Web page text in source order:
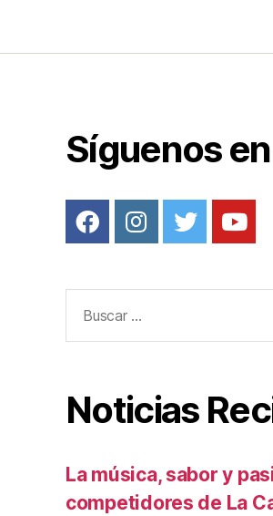
Síguenos
Noticias
La música, sabor y
competidores de La